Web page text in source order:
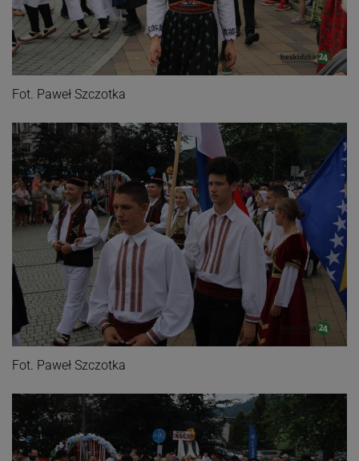
Fot. Paweł Szczotka
Fot. Paweł Szczotka